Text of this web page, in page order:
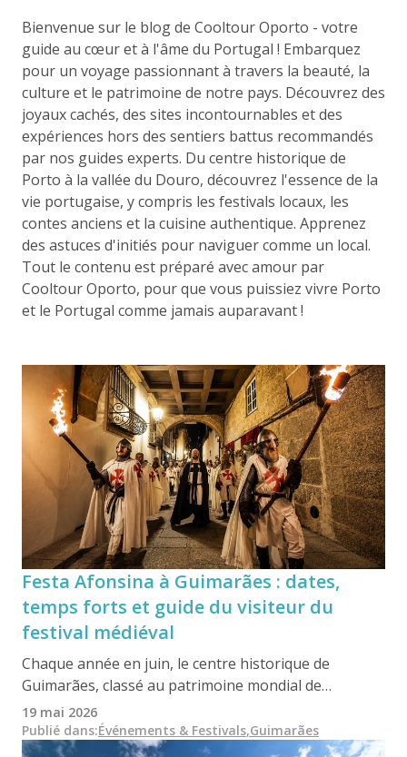
Bienvenue sur le blog de Cooltour Oporto - votre
guide au cœur et à l'âme du Portugal ! Embarquez
pour un voyage passionnant à travers la beauté, la
culture et le patrimoine de notre pays. Découvrez des
joyaux cachés, des sites incontournables et des
expériences hors des sentiers battus recommandés
par nos guides experts. Du centre historique de
Porto à la vallée du Douro, découvrez l'essence de la
vie portugaise, y compris les festivals locaux, les
contes anciens et la cuisine authentique. Apprenez
des astuces d'initiés pour naviguer comme un local.
Tout le contenu est préparé avec amour par
Cooltour Oporto, pour que vous puissiez vivre Porto
et le Portugal comme jamais auparavant !
Festa Afonsina à Guimarães : dates,
temps forts et guide du visiteur du
festival médiéval
Chaque année en juin, le centre historique de
Guimarães, classé au patrimoine mondial de
l'UNESCO, s'anime à l'occasion de la Festa Afonsina,
l'une des fêtes historiques les plus importantes du
Portugal. Inspiré par Afonso Henriques, cet
19 mai 2026
Publié dans:Événements & Festivals,Guimarães